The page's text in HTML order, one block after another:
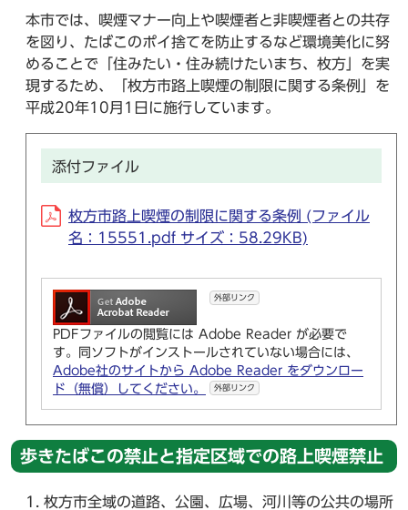
本市では、喫煙マナー向上や喫煙者と非喫煙者との共存
を図り、たばこのポイ捨てを防止するなど環境美化に努
めることで「住みたい・住み続けたいまち、枚方」を実
現するため、「枚方市路上喫煙の制限に関する条例」を
平成20年10月1日に施行しています。
添付ファイル
枚方市路上喫煙の制限に関する条例 (ファイル
名：15551.pdf サイズ：58.29KB)
外部リンク
PDFファイルの閲覧には Adobe Reader が必要で
す。同ソフトがインストールされていない場合には、
Adobe社のサイトから Adobe Reader をダウンロー
ド（無償）してください。
外部リンク
歩きたばこの禁止と指定区域での路上喫煙禁止
枚方市全域の道路、公園、広場、河川等の公共の場所